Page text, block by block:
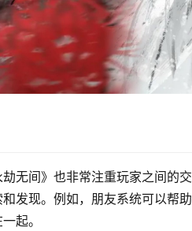
无间》也非常注重玩家之间的
发现。例如，朋友系统可以帮
起。